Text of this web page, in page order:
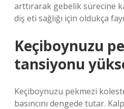
arttırarak gebelik sürecine
diş eti sağlığı için oldukça
Keçiboynuzu
tansiyonu
Keçiboynuzu pekmezi
basıncını dengede tutar.